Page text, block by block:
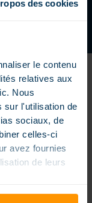
des cookies
le contenu
relatives aux
Nous
sur l'utilisation de
sociaux, de
celles-ci
avez fournies
de leurs
petite dimension
piscine à
sont conçues sur
elles sont